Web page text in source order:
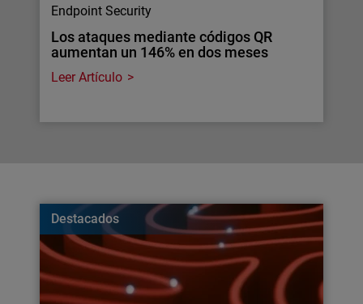
Endpoint Security
Los ataques mediante códigos QR
aumentan un 146% en dos meses
Leer Artículo
Destacados